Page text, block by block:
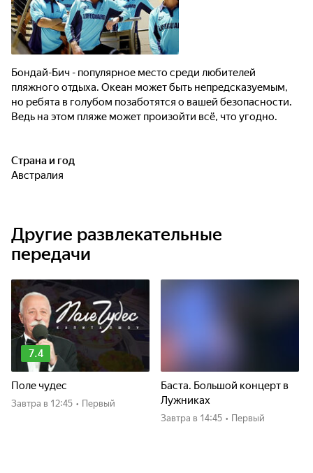
Бондай-Бич - популярное место среди любителей
пляжного отдыха. Океан может быть непредсказуемым,
но ребята в голубом позаботятся о вашей безопасности.
Ведь на этом пляже может произойти всё, что угодно.
Страна и год
Австралия
Другие развлекательные
передачи
7.4
Поле чудес
Завтра в 12:45 • Первый
Баста. Большой концерт в
Лужниках
Завтра в 14:45 • Первый